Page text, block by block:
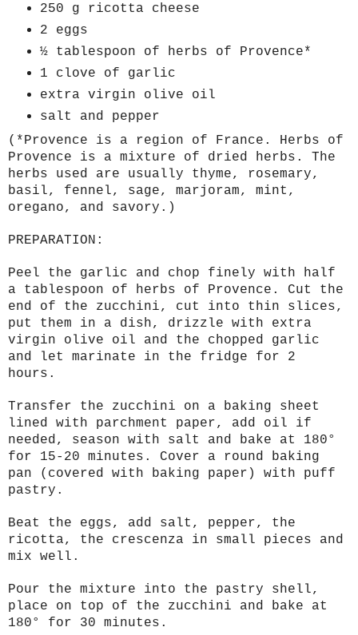
250 g ricotta cheese
2 eggs
½ tablespoon of herbs of Provence*
1 clove of garlic
extra virgin olive oil
salt and pepper
(*Provence is a region of France. Herbs of
Provence is a mixture of dried herbs. The
herbs used are usually thyme, rosemary,
basil, fennel, sage, marjoram, mint,
oregano, and savory.)
PREPARATION:
Peel the garlic and chop finely with half
a tablespoon of herbs of Provence. Cut the
end of the zucchini, cut into thin slices,
put them in a dish, drizzle with extra
virgin olive oil and the chopped garlic
and let marinate in the fridge for 2
hours.
Transfer the zucchini on a baking sheet
lined with parchment paper, add oil if
needed, season with salt and bake at 180°
for 15-20 minutes. Cover a round baking
pan (covered with baking paper) with puff
pastry.
Beat the eggs, add salt, pepper, the
ricotta, the crescenza in small pieces and
mix well.
Pour the mixture into the pastry shell,
place on top of the zucchini and bake at
180° for 30 minutes.